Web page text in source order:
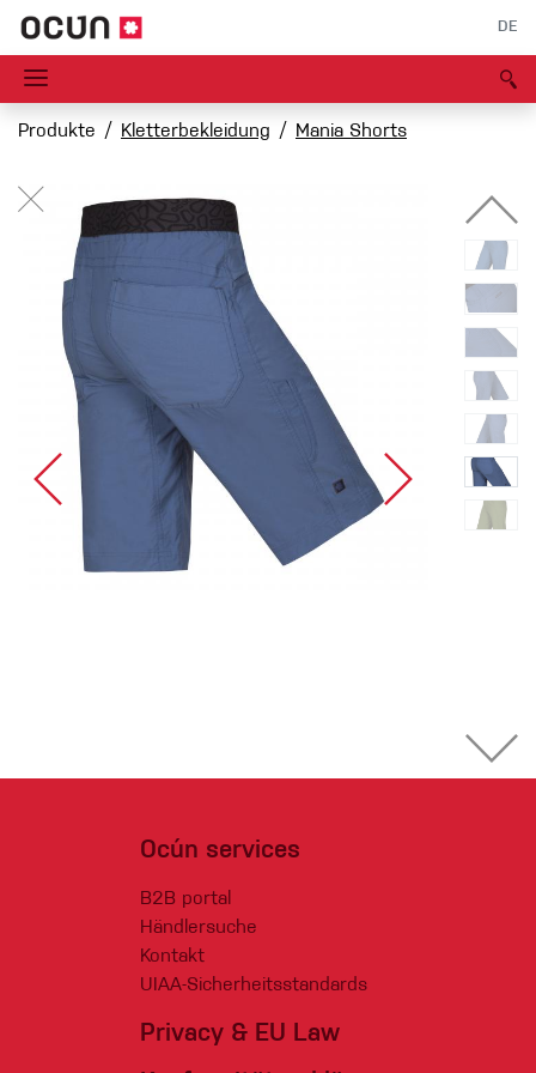
DE
Produkte Kletterbekleidung Mania Shorts
Ocún services
B2B portal
Händlersuche
Kontakt
UIAA-Sicherheitsstandards
Privacy & EU Law